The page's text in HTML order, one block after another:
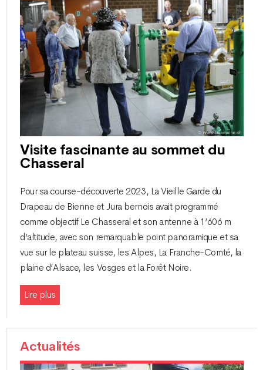
Visite fascinante au sommet du
Chasseral
Pour sa course-découverte 2023, La Vieille Garde du
Drapeau de Bienne et Jura bernois avait programmé
comme objectif Le Chasseral et son antenne à 1’606 m
d’altitude, avec son remarquable point panoramique et sa
vue sur le plateau suisse, les Alpes, La Franche-Comté, la
plaine d’Alsace, les Vosges et la Forêt Noire.
Lire plus
Actualités